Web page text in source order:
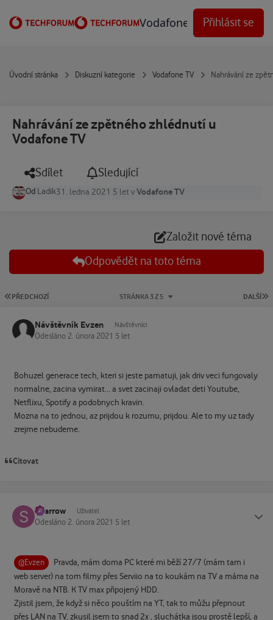
Vodafone Techforum
Přihlásit se
Úvodní stránka Diskuzní kategorie Vodafone TV Nahrávání ze
Nahrávání ze zpětného zhlédnutí u
Vodafone TV
Sdílet Sledující
Od Ladik31. ledna 2021 5 let vVodafone TV
Založit nové téma
Odpovědět na toto téma
PRVNÍ STRÁNKA
PŘEDCHOZÍ DALŠÍ
STRÁNKA 3 Z 5
Návštěvník Evzen Návštěvníci
Odesláno 2. února 2021 5 let
Bohuzel generace tech, kteri si jeste pamatuji, jak driv veci fungovaly
normalne, zacina vymirat... a svet zacinaji ovladat deti Youtube,
Netflixu, Spotify a podobnych kravin.
Mozna na to jednou, az prijdou k rozumu, prijdou. Ale to my uz tady
zrejme nebudeme.
Citovat
Sparrow Uživatel
Odesláno 2. února 2021 5 let
@Evzen
Pravda, mám doma PC které mi běží 27/7 (mám tam i
web server) na tom filmy přes Serviio na to koukám na TV a máma na
Moravě na NTB. K TV max připojený HDD.
Zjistil jsem, že když si něco pouštím na YT, tak to můžu přepnout
přes LAN na TV, zkusil jsem to snad 2x , sluchátka jsou prostě lepší, a